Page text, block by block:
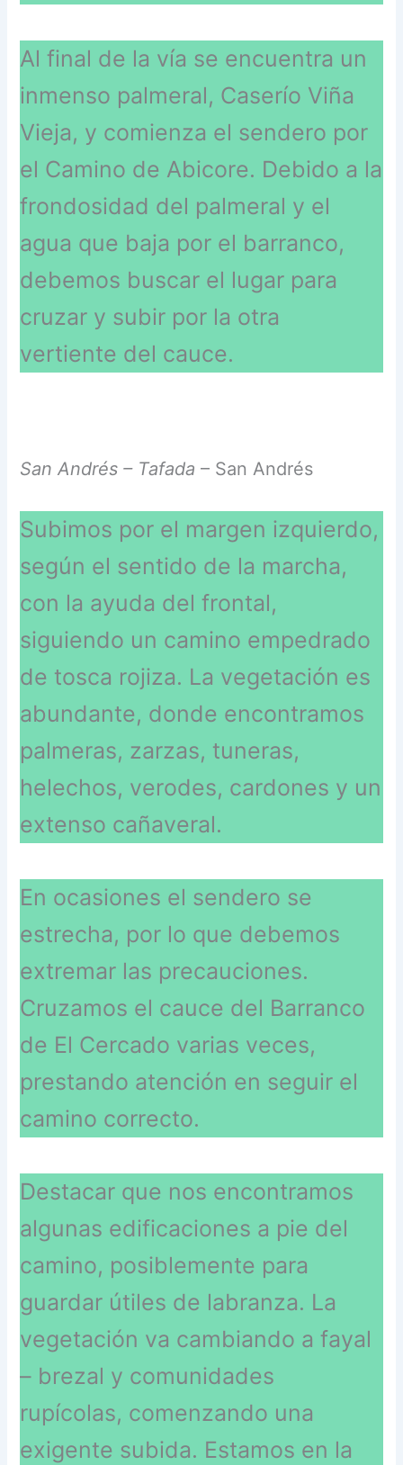
Al final de la vía se encuentra un
inmenso palmeral, Caserío Viña
Vieja, y comienza el sendero por
el Camino de Abicore. Debido a la
frondosidad del palmeral y el
agua que baja por el barranco,
debemos buscar el lugar para
cruzar y subir por la otra
vertiente del cauce.
San Andrés – Tafada – San Andrés
Subimos por el margen izquierdo,
según el sentido de la marcha,
con la ayuda del frontal,
siguiendo un camino empedrado
de tosca rojiza. La vegetación es
abundante, donde encontramos
palmeras, zarzas, tuneras,
helechos, verodes, cardones y un
extenso cañaveral.
En ocasiones el sendero se
estrecha, por lo que debemos
extremar las precauciones.
Cruzamos el cauce del Barranco
de El Cercado varias veces,
prestando atención en seguir el
camino correcto.
Destacar que nos encontramos
algunas edificaciones a pie del
camino, posiblemente para
guardar útiles de labranza. La
vegetación va cambiando a fayal
– brezal y comunidades
rupícolas, comenzando una
exigente subida. Estamos en la